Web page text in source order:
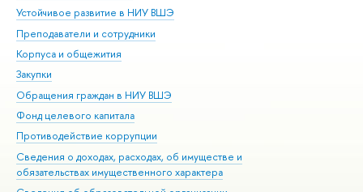
Устойчивое развитие в НИУ ВШЭ
Преподаватели и сотрудники
Корпуса и общежития
Закупки
Обращения граждан в НИУ ВШЭ
Фонд целевого капитала
Противодействие коррупции
Сведения о доходах, расходах, об имуществе и
обязательствах имущественного характера